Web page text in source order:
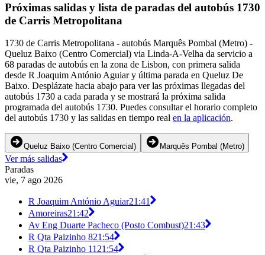
Próximas salidas y lista de paradas del autobús 1730
de Carris Metropolitana
1730 de Carris Metropolitana - autobús Marquês Pombal (Metro) -
Queluz Baixo (Centro Comercial) via Linda-A-Velha da servicio a
68 paradas de autobús en la zona de Lisbon, con primera salida
desde R Joaquim António Aguiar y última parada en Queluz De
Baixo. Desplázate hacia abajo para ver las próximas llegadas del
autobús 1730 a cada parada y se mostrará la próxima salida
programada del autobús 1730. Puedes consultar el horario completo
del autobús 1730 y las salidas en tiempo real en la aplicación.
Queluz Baixo (Centro Comercial) Marquês Pombal (Metro)
Ver más salidas
Paradas
vie, 7 ago 2026
R Joaquim António Aguiar21:41
Amoreiras21:42
Av Eng Duarte Pacheco (Posto Combust)21:43
R Qta Paizinho 821:54
R Qta Paizinho 11 21:54